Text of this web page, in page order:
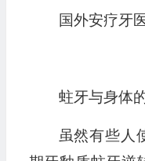
国外安疗牙
蛀牙与身体
虽然有些人